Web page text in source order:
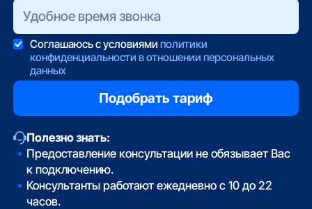
Соглашаюсь с условиями политики
конфиденциальности в отношении персональных
данных
Полезно знать:
Предоставление консультации не обязывает Вас
к подключению.
Консультанты работают ежедневно с 10 до 22
часов.